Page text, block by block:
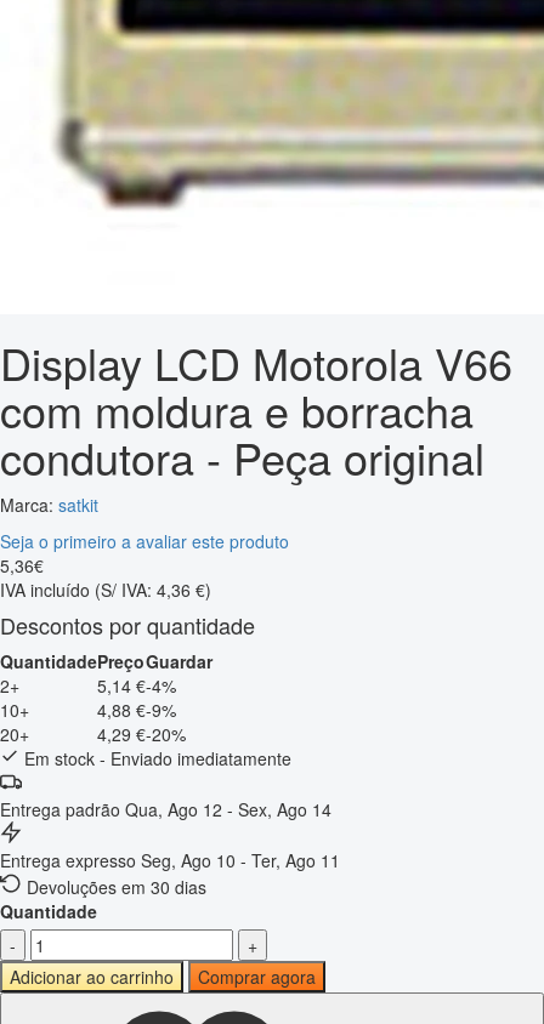
Display LCD Motorola V66
com moldura e borracha
condutora - Peça original
Marca: satkit
Seja o primeiro a avaliar este produto
5,36€
IVA incluído (S/ IVA: 4,36 €)
Descontos por quantidade
QuantidadePreçoGuardar
2+
5,14 €-4%
10+
4,88 €-9%
20+
4,29 €-20%
Em stock - Enviado imediatamente
Entrega padrão Qua, Ago 12 - Sex, Ago 14
Entrega expresso Seg, Ago 10 - Ter, Ago 11
Devoluções em 30 dias
Quantidade
-
+
Adicionar ao carrinho
Comprar agora